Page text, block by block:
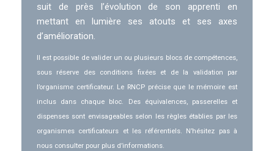
suit de près l’évolution de son apprenti en
mettant en lumière ses atouts et ses axes
d’amélioration.
Il est possible de valider un ou plusieurs blocs de compétences,
sous réserve des conditions fixées et de la validation par
l’organisme certificateur. Le RNCP précise que le mémoire est
inclus dans chaque bloc. Des équivalences, passerelles et
dispenses sont envisageables selon les règles établies par les
organismes certificateurs et les référentiels. N’hésitez pas à
nous consulter pour plus d’informations.